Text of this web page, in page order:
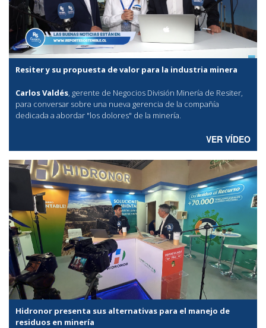
Resiter y su propuesta de valor para la industria minera
Carlos Valdés, gerente de Negocios División Minería de Resiter,
para conversar sobre una nueva gerencia de la compañía
dedicada a abordar "los dolores" de la minería.
VER VÍDEO
Hidronor presenta sus alternativas para el manejo de
residuos en minería